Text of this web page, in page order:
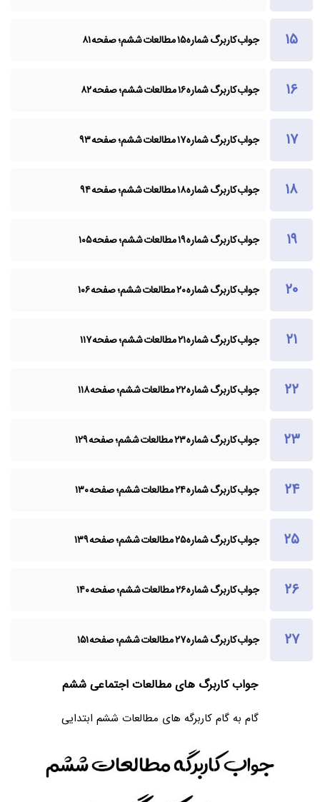
جواب کاربرگ شماره ۱۵ مطالعات ششم؛ صفحه ۸۱
جواب کاربرگ شماره ۱۶ مطالعات ششم؛ صفحه ۸۲
جواب کاربرگ شماره ۱۷ مطالعات ششم؛ صفحه ۹۳
جواب کاربرگ شماره ۱۸ مطالعات ششم؛ صفحه ۹۴
جواب کاربرگ شماره ۱۹ مطالعات ششم؛ صفحه ۱۰۵
جواب کاربرگ شماره ۲۰ مطالعات ششم؛ صفحه ۱۰۶
جواب کاربرگ شماره ۲۱ مطالعات ششم؛ صفحه ۱۱۷
جواب کاربرگ شماره ۲۲ مطالعات ششم؛ صفحه ۱۱۸
جواب کاربرگ شماره ۲۳ مطالعات ششم؛ صفحه ۱۲۹
جواب کاربرگ شماره ۲۴ مطالعات ششم؛ صفحه ۱۳۰
جواب کاربرگ شماره ۲۵ مطالعات ششم؛ صفحه ۱۳۹
جواب کاربرگ شماره ۲۶ مطالعات ششم؛ صفحه ۱۴۰
جواب کاربرگ شماره ۲۷ مطالعات ششم؛ صفحه ۱۵۱
جواب کاربرگ های مطالعات اجتماعی ششم
گام به گام کاربرگه های مطالعات ششم ابتدایی